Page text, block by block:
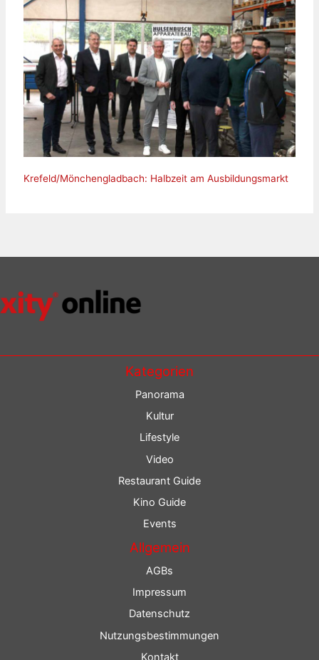
Krefeld/Mönchengladbach: Halbzeit am Ausbildungsmarkt
Kategorien
Panorama
Kultur
Lifestyle
Video
Restaurant Guide
Kino Guide
Events
Allgemein
AGBs
Impressum
Datenschutz
Nutzungsbestimmungen
Kontakt